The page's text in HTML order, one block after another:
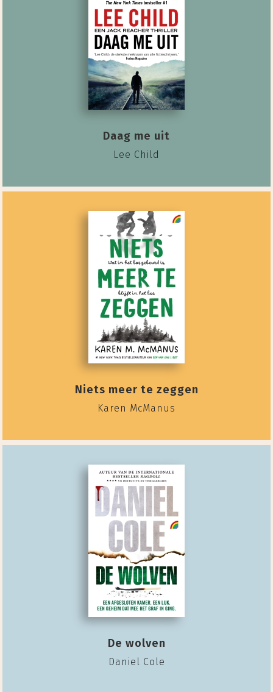
Daag me uit
Lee Child
Niets meer te zeggen
Karen McManus
De wolven
Daniel Cole